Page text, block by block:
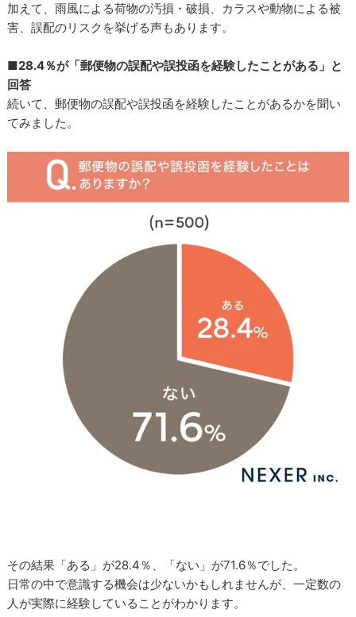
加えて、雨風による荷物の汚損・破損、カラスや動物による被
害、誤配のリスクを挙げる声もあります。
■28.4％が「郵便物の誤配や誤投函を経験したことがある」と
回答
続いて、郵便物の誤配や誤投函を経験したことがあるかを聞い
てみました。
その結果「ある」が28.4％、「ない」が71.6％でした。
日常の中で意識する機会は少ないかもしれませんが、一定数の
人が実際に経験していることがわかります。